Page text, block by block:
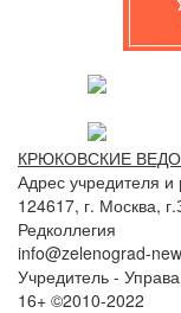
КРЮКОВСКИЕ
Адрес учредителя и
124617, г. Москва,
Редколлегия
info@zelenograd-
Учредитель -
16+ ©2010-2022